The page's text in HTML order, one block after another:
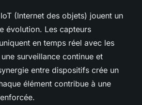
(Internet des objets) jouent un
évolution. Les capteurs
en temps réel avec les
surveillance continue et
entre dispositifs crée un
élément contribue à une